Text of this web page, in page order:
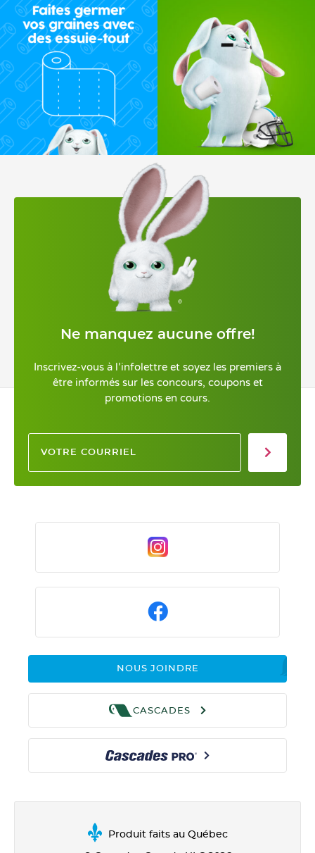
Ne manquez aucune offre!
Inscrivez-vous à l’infolettre et soyez les premiers à
être informés sur les concours, coupons et
promotions en cours.
NOUS JOINDRE
CASCADES
Produit faits au Québec